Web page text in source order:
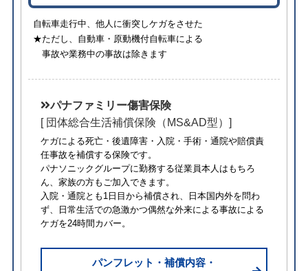
自転車走行中、他人に衝突しケガをさせた
★ただし、自動車・原動機付自転車による
事故や業務中の事故は除きます
パナファミリー傷害保険
[ 団体総合生活補償保険（MS&AD型）]
ケガによる死亡・後遺障害・入院・手術・通院や賠償責
任事故を補償する保険です。
パナソニックグループに勤務する従業員本人はもちろ
ん、家族の方もご加入できます。
入院・通院とも1日目から補償され、日本国内外を問わ
ず、日常生活での急激かつ偶然な外来による事故による
ケガを24時間カバー。
パンフレット・補償内容・